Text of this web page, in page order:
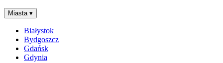
Miasta ▾
Białystok
Bydgoszcz
Gdańsk
Gdynia